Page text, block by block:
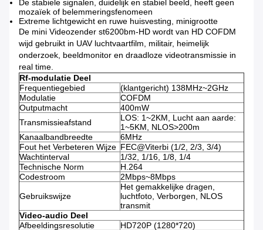
De stabiele signalen, duidelijk en stabiel beeld, heeft geen
mozaïek of belemmeringsfenomeen
Extreme lichtgewicht en ruwe huisvesting, minigrootte
De mini Videozender st6200bm-HD wordt van HD COFDM
wijd gebruikt in UAV luchtvaartfilm, militair, heimelijk
onderzoek, beeldmonitor en draadloze videotransmissie in
real time.
Rf-modulatie Deel
Frequentiegebied
(klantgericht) 138MHz~2GHz
Modulatie
COFDM
Outputmacht
400mW
Transmissieafstand
LOS: 1~2KM, Lucht aan aarde:
1~5KM, NLOS>200m
Kanaalbandbreedte
6MHz
Fout het Verbeteren Wijze FEC@Viterbi (1/2, 2/3, 3/4)
Wachtinterval
1/32, 1/16, 1/8, 1/4
Technische Norm
H.264
Codestroom
2Mbps~8Mbps
Gebruikswijze
Het gemakkelijke dragen,
luchtfoto, Verborgen, NLOS
transmit
Video-audio Deel
Afbeeldingsresolutie
HD720P (1280*720)